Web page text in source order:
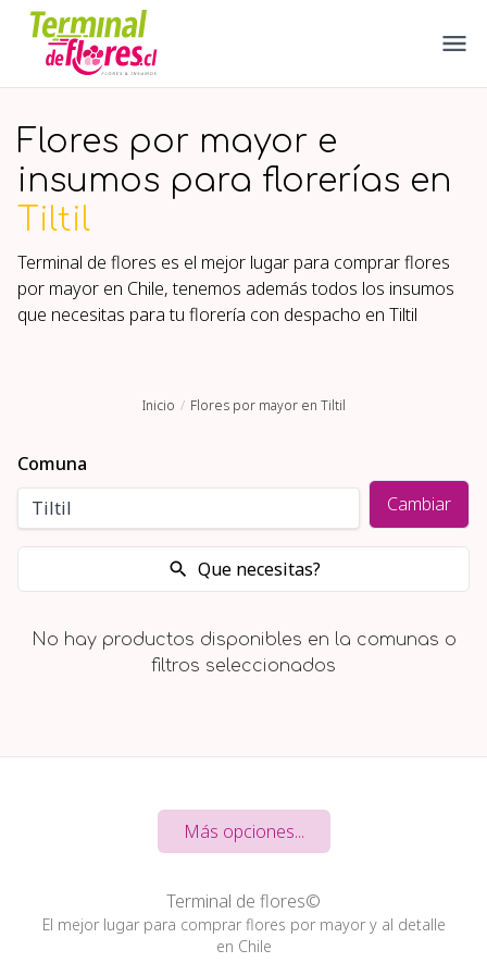
Flores por mayor e
insumos para florerías en
Tiltil
Terminal de flores es el mejor lugar para comprar flores
por mayor en Chile, tenemos además todos los insumos
que necesitas para tu florería con despacho en Tiltil
Inicio Flores por mayor en Tiltil
Comuna
Cambiar
Que necesitas?
No hay productos disponibles en la comunas o
filtros seleccionados
Más opciones...
Terminal de flores©
El mejor lugar para comprar flores por mayor y al detalle
en Chile